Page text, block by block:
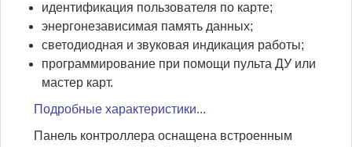
идентификация пользователя по карте;
энергонезависимая память данных;
светодиодная и звуковая индикация работы;
программирование при помощи пульта ДУ или
мастер карт.
Подробные характеристики...
Панель контроллера оснащена встроенным